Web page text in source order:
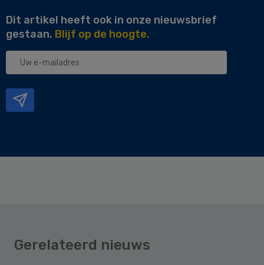
Dit artikel heeft ook in onze nieuwsbrief
gestaan. Blijf op de hoogte.
Uw
Gerelateerd nieuws